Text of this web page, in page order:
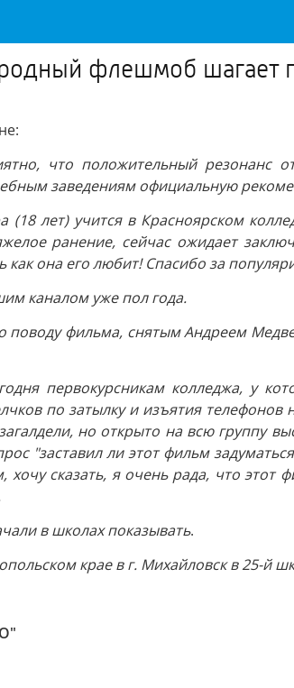
флешмоб шагает
что положительный резонанс
заведениям официальную
(18 лет) учится в Красноярском
ранение, сейчас ожидает
как она его любит! Спасибо за
каналом уже пол года.
поводу фильма, снятым Андреем
первокурсникам колледжа, у
по затылку и изъятия
но открыто на всю группу
"заставил ли этот фильм
сказать, я очень рада, что
в школах показывать.
крае в г. Михайловск в 25-й